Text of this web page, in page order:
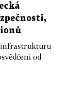
infrastrukturu
od